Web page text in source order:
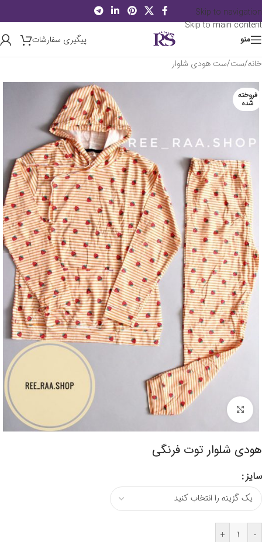
Skip to navigation
Skip to main content
منو
پیگیری سفارشات
خانه/ست/ست هودی شلوار
فروخته
شده
برای بزرگنمایی کلیک کنید
هودی شلوار توت فرنگی
سایز
-
+